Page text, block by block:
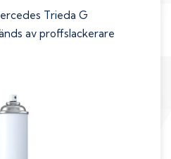
Trieda G
av proffslackerare